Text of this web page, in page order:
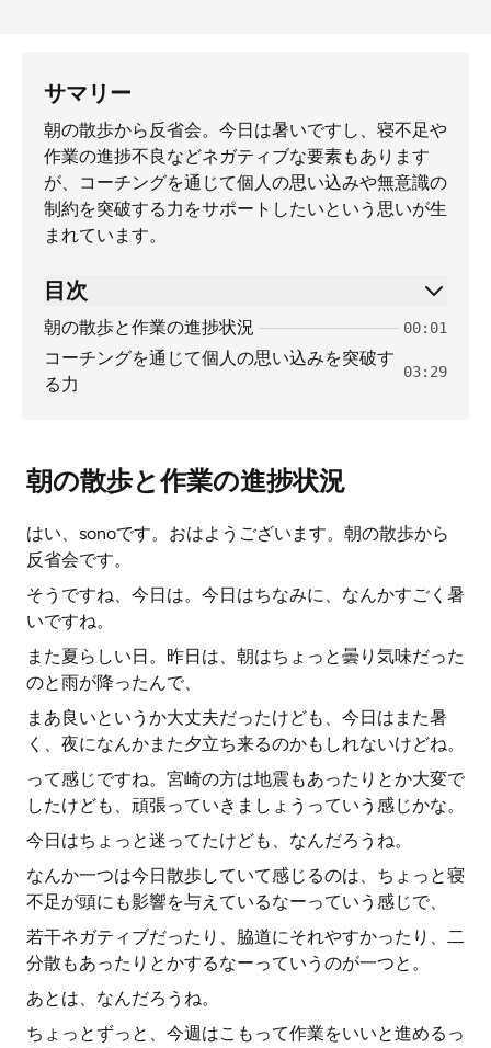
サマリー
朝の散歩から反省会。今日は暑いですし、寝不足や
作業の進捗不良などネガティブな要素もあります
が、コーチングを通じて個人の思い込みや無意識の
制約を突破する力をサポートしたいという思いが生
まれています。
目次
朝の散歩と作業の進捗状況 00:01
コーチングを通じて個人の思い込みを突破す
る力
03:29
朝の散歩と作業の進捗状況
はい、sonoです。おはようございます。朝の散歩から
反省会です。
そうですね、今日は。今日はちなみに、なんかすごく暑
いですね。
また夏らしい日。昨日は、朝はちょっと曇り気味だった
のと雨が降ったんで、
まあ良いというか大丈夫だったけども、今日はまた暑
く、夜になんかまた夕立ち来るのかもしれないけどね。
って感じですね。宮崎の方は地震もあったりとか大変で
したけども、頑張っていきましょうっていう感じかな。
今日はちょっと迷ってたけども、なんだろうね。
なんか一つは今日散歩していて感じるのは、ちょっと寝
不足が頭にも影響を与えているなーっていう感じで、
若干ネガティブだったり、脇道にそれやすかったり、二
分散もあったりとかするなーっていうのが一つと。
あとは、なんだろうね。
ちょっとずっと、今週はこもって作業をいいと進めるっ